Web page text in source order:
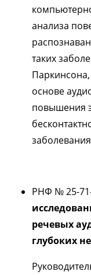
анализа
таких
основе
повышения
РНФ № 25-
речевых
глубоких